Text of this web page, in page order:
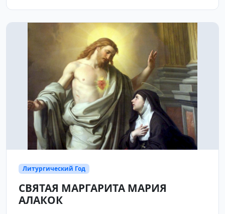
Литургический Год
СВЯТАЯ МАРГАРИТА МАРИЯ
АЛАКОК